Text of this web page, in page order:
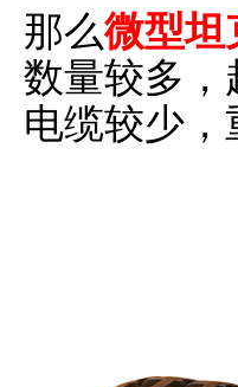
那么微型坦
数量较多
电缆较少